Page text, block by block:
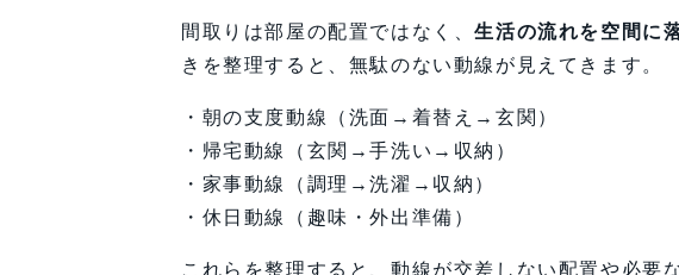
間取りは部屋の配置ではなく、生活の流れを空間に
きを整理すると、無駄のない動線が見えてきます。
・朝の支度動線（洗面→着替え→玄関）
・帰宅動線（玄関→手洗い→収納）
・家事動線（調理→洗濯→収納）
・休日動線（趣味・外出準備）
これらを整理すると、動線が交差しない配置や必要